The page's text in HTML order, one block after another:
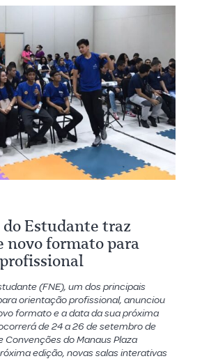
Estudante traz
novo formato para
(FNE), um dos principais
orientação profissional, anunciou
formato e a data da sua próxima
de 24 a 26 de setembro de
Convenções do Manaus Plaza
edição, novas salas interativas